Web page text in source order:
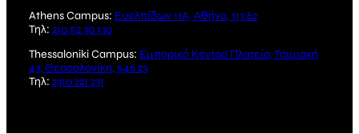
Athens Campus: Ευελπίδων 11Α, Αθήνα, 113 62
Τηλ: 210 52 30 130
Thessaloniki Campus: Εμπορικό Κέντρο Πλατεία, Τσιμισκή
43, Θεσσαλονίκη, 546 23
Τηλ: 2310 221 231